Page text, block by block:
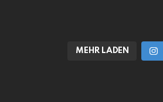
MEHR LADEN